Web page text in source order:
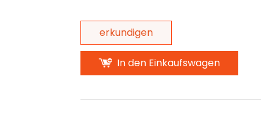
erkundigen
In den Einkaufswagen